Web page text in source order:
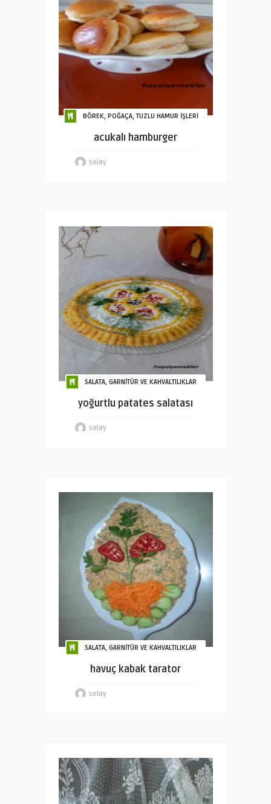
BÖREK, POĞAÇA, TUZLU HAMUR İŞLERİ
acukalı hamburger
selay
SALATA, GARNİTÜR VE KAHVALTILIKLAR
yoğurtlu patates salatası
selay
SALATA, GARNİTÜR VE KAHVALTILIKLAR
havuç kabak tarator
selay